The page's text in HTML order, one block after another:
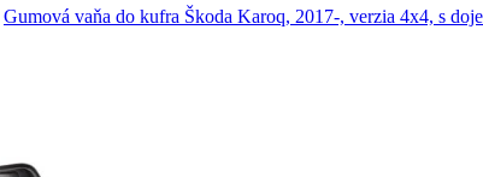
Gumová vaňa do kufra Škoda Karoq, 2017-, verzia 4x4, s